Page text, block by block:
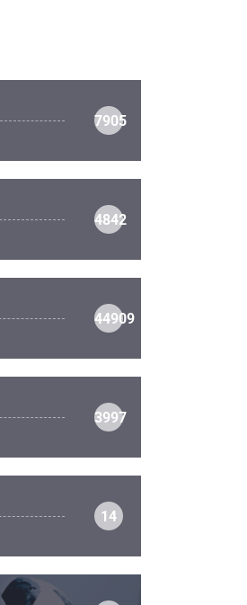
7905
4842
44909
3997
14